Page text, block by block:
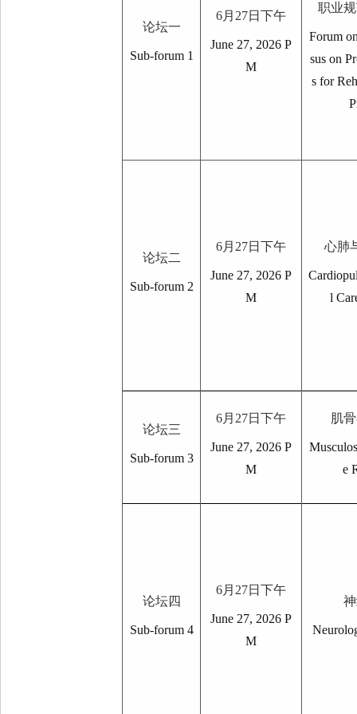
论坛一
Sub-forum 1
6月 27日下午
June 27, 2026 P
M
职业
Forum
sus on
s for
论坛二
Sub-forum 2
6月 27日下午
June 27, 2026 P
M
心肺
l
论坛三
Sub-forum 3
6月 27日下午
June 27, 2026 P
M
肌
e
论坛四
Sub-forum 4
6月 27日下午
June 27, 2026 P
M